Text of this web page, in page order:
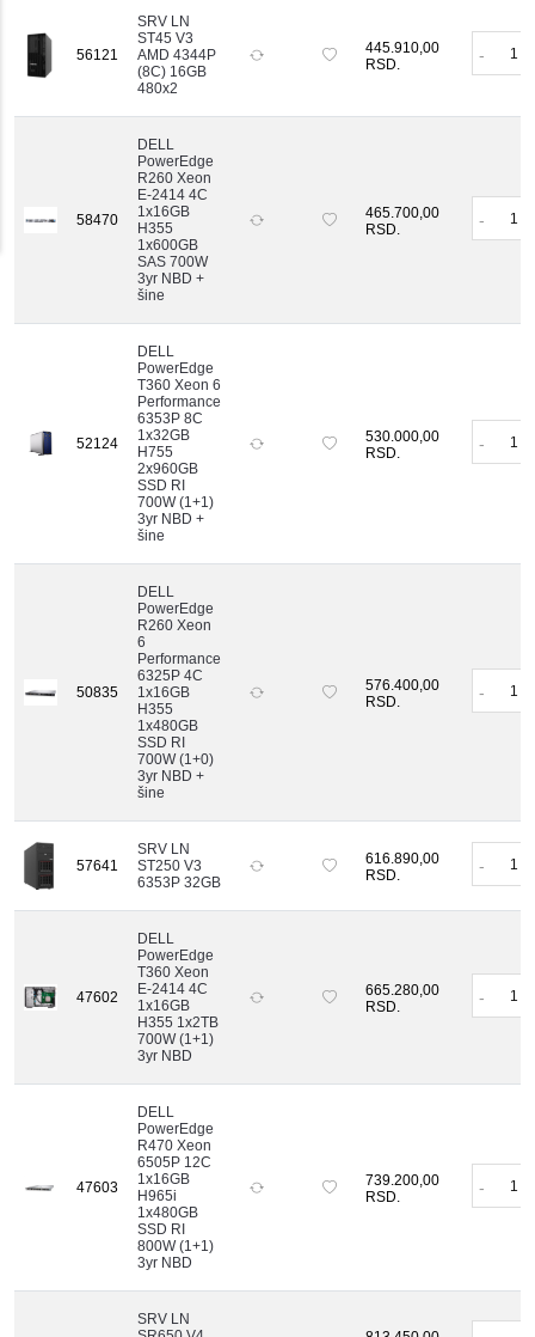
56121
SRV LN
ST45 V3
AMD 4344P
(8C) 16GB
480x2
445.910,00
RSD.
-
58470
DELL
PowerEdge
R260 Xeon
E-2414 4C
1x16GB
H355
1x600GB
SAS 700W
3yr NBD +
šine
465.700,00
RSD.
-
52124
DELL
PowerEdge
T360 Xeon 6
Performance
6353P 8C
1x32GB
H755
2x960GB
SSD RI
700W (1+1)
3yr NBD +
šine
530.000,00
RSD.
-
50835
DELL
PowerEdge
R260 Xeon
6
Performance
6325P 4C
1x16GB
H355
1x480GB
SSD RI
700W (1+0)
3yr NBD +
šine
576.400,00
RSD.
-
57641
SRV LN
ST250 V3
6353P 32GB
616.890,00
RSD.
-
47602
DELL
PowerEdge
T360 Xeon
E-2414 4C
1x16GB
H355 1x2TB
700W (1+1)
3yr NBD
665.280,00
RSD.
-
47603
DELL
PowerEdge
R470 Xeon
6505P 12C
1x16GB
H965i
1x480GB
SSD RI
800W (1+1)
3yr NBD
739.200,00
RSD.
-
SRV LN